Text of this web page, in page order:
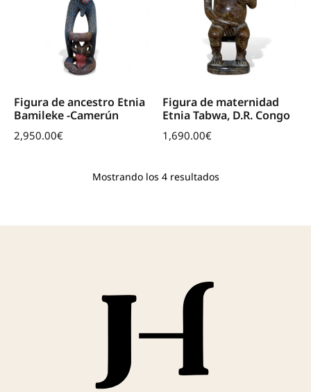
Figura de ancestro Etnia
Bamileke -Camerún
2,950.00€
Figura de maternidad
Etnia Tabwa, D.R. Congo
1,690.00€
Mostrando los 4 resultados